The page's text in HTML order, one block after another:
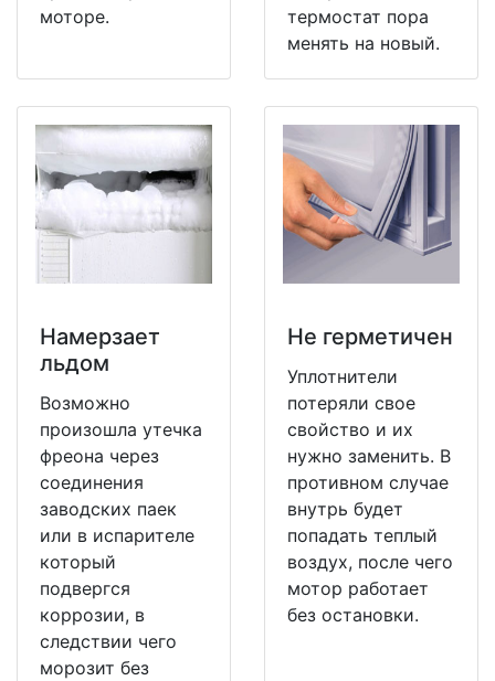
моторе.
термостат пора
менять на новый.
Намерзает
льдом
Возможно
произошла утечка
фреона через
соединения
заводских паек
или в испарителе
который
подвергся
коррозии, в
следствии чего
морозит без
Не герметичен
Уплотнители
потеряли свое
свойство и их
нужно заменить. В
противном случае
внутрь будет
попадать теплый
воздух, после чего
мотор работает
без остановки.